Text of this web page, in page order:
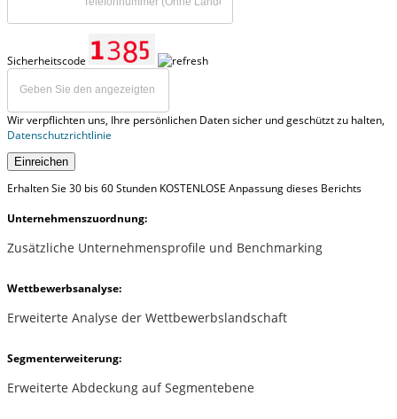
Sicherheitscode
Wir verpflichten uns, Ihre persönlichen Daten sicher und geschützt zu halten,
Datenschutzrichtlinie
Einreichen
Erhalten Sie 30 bis 60 Stunden KOSTENLOSE Anpassung dieses Berichts
Unternehmenszuordnung:
Zusätzliche Unternehmensprofile und Benchmarking
Wettbewerbsanalyse:
Erweiterte Analyse der Wettbewerbslandschaft
Segmenterweiterung:
Erweiterte Abdeckung auf Segmentebene